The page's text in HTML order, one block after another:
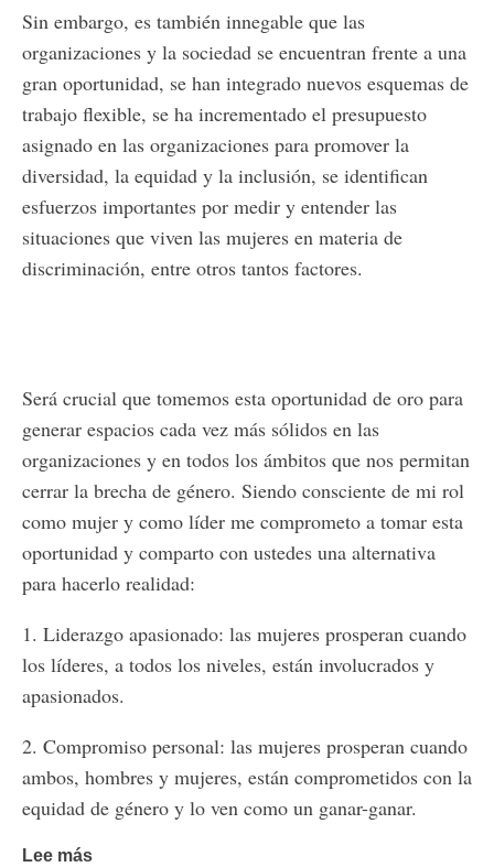
Sin embargo, es también innegable que las
organizaciones y la sociedad se encuentran frente a una
gran oportunidad, se han integrado nuevos esquemas de
trabajo flexible, se ha incrementado el presupuesto
asignado en las organizaciones para promover la
diversidad, la equidad y la inclusión, se identifican
esfuerzos importantes por medir y entender las
situaciones que viven las mujeres en materia de
discriminación, entre otros tantos factores.
Será crucial que tomemos esta oportunidad de oro para
generar espacios cada vez más sólidos en las
organizaciones y en todos los ámbitos que nos permitan
cerrar la brecha de género. Siendo consciente de mi rol
como mujer y como líder me comprometo a tomar esta
oportunidad y comparto con ustedes una alternativa
para hacerlo realidad:
1. Liderazgo apasionado: las mujeres prosperan cuando
los líderes, a todos los niveles, están involucrados y
apasionados.
2. Compromiso personal: las mujeres prosperan cuando
ambos, hombres y mujeres, están comprometidos con la
equidad de género y lo ven como un ganar-ganar.
Lee más